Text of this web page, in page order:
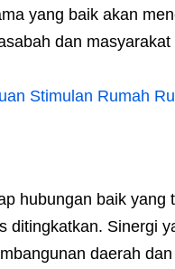
yang baik akan
dan masyarakat
Stimulan Rumah
hubungan baik yang
ditingkatkan. Sinergi
daerah